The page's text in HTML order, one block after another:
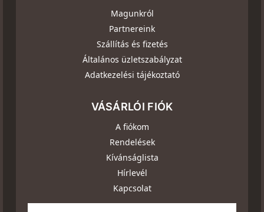
Magunkról
Partnereink
Szállítás és fizetés
Általános üzletszabályzat
Adatkezelési tájékoztató
VÁSÁRLÓI FIÓK
A fiókom
Rendelések
Kívánságlista
Hírlevél
Kapcsolat